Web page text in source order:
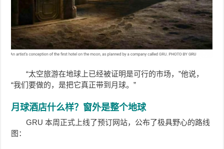
“太空旅游在地球上已经被证明是可行的市场，”他说，
“我们要做的，是把它真正带到月球。”
月球酒店什么样？窗外是整个地球
GRU 本周正式上线了预订网站，公布了极具野心的路线
图：